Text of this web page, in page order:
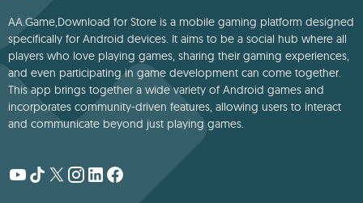
AA.Game,Download for Store is a mobile gaming platform designed
specifically for Android devices. It aims to be a social hub where all
players who love playing games, sharing their gaming experiences,
and even participating in game development can come together.
This app brings together a wide variety of Android games and
incorporates community-driven features, allowing users to interact
and communicate beyond just playing games.